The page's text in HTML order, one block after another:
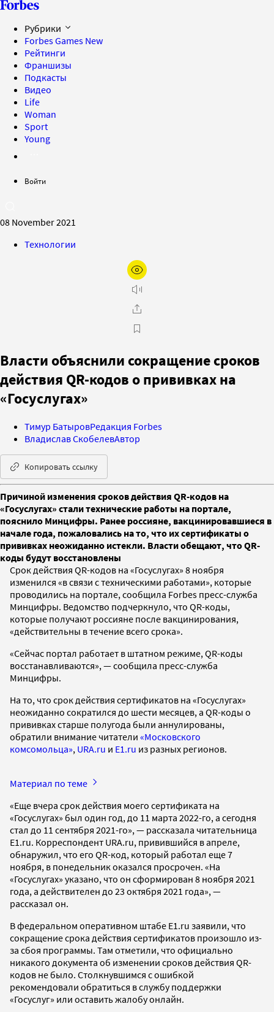
Рубрики
Forbes Games New
Рейтинги
Франшизы
Подкасты
Видео
Life
Woman
Sport
Young
Войти
08 November 2021
Технологии
Власти объяснили сокращение сроков
действия QR-кодов о прививках на
«Госуслугах»
Тимур БатыровРедакция Forbes
Владислав СкобелевАвтор
Копировать ссылку
Причиной изменения сроков действия QR-кодов на
«Госуслугах» стали технические работы на портале,
пояснило Минцифры. Ранее россияне, вакцинировавшиеся в
начале года, пожаловались на то, что их сертификаты о
прививках неожиданно истекли. Власти обещают, что QR-
коды будут восстановлены
Срок действия QR-кодов на «Госуслугах» 8 ноября
изменился «в связи с техническими работами», которые
проводились на портале, сообщила Forbes пресс-служба
Минцифры. Ведомство подчеркнуло, что QR-коды,
которые получают россияне после вакцинирования,
«действительны в течение всего срока».
«Сейчас портал работает в штатном режиме, QR-коды
восстанавливаются», — сообщила пресс-служба
Минцифры.
На то, что срок действия сертификатов на «Госуслугах»
неожиданно сократился до шести месяцев, а QR-коды о
прививках старше полугода были аннулированы,
обратили внимание читатели «Московского
комсомольца», URA.ru и E1.ru из разных регионов.
Материал по теме
«Еще вчера срок действия моего сертификата на
«Госуслугах» был один год, до 11 марта 2022-го, а сегодня
стал до 11 сентября 2021-го», — рассказала читательница
E1.ru. Корреспондент URA.ru, привившийся в апреле,
обнаружил, что его QR-код, который работал еще 7
ноября, в понедельник оказался просрочен. «На
«Госуслугах» указано, что он сформирован 8 ноября 2021
года, а действителен до 23 октября 2021 года», —
рассказал он.
В федеральном оперативном штабе E1.ru заявили, что
сокращение срока действия сертификатов произошло из-
за сбоя программы. Там отметили, что официально
никакого документа об изменении сроков действия QR-
кодов не было. Столкнувшимся с ошибкой
рекомендовали обратиться в службу поддержки
«Госуслуг» или оставить жалобу онлайн.